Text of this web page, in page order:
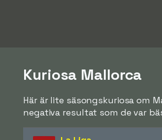
Kuriosa Mallorca
Här är lite säsongskuriosa om
negativa resultat som de var